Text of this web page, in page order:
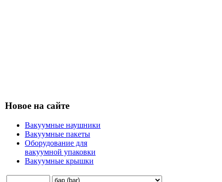
Новое на сайте
Вакуумные наушники
Вакуумные пакеты
Оборудование для
вакуумной упаковки
Вакуумные крышки